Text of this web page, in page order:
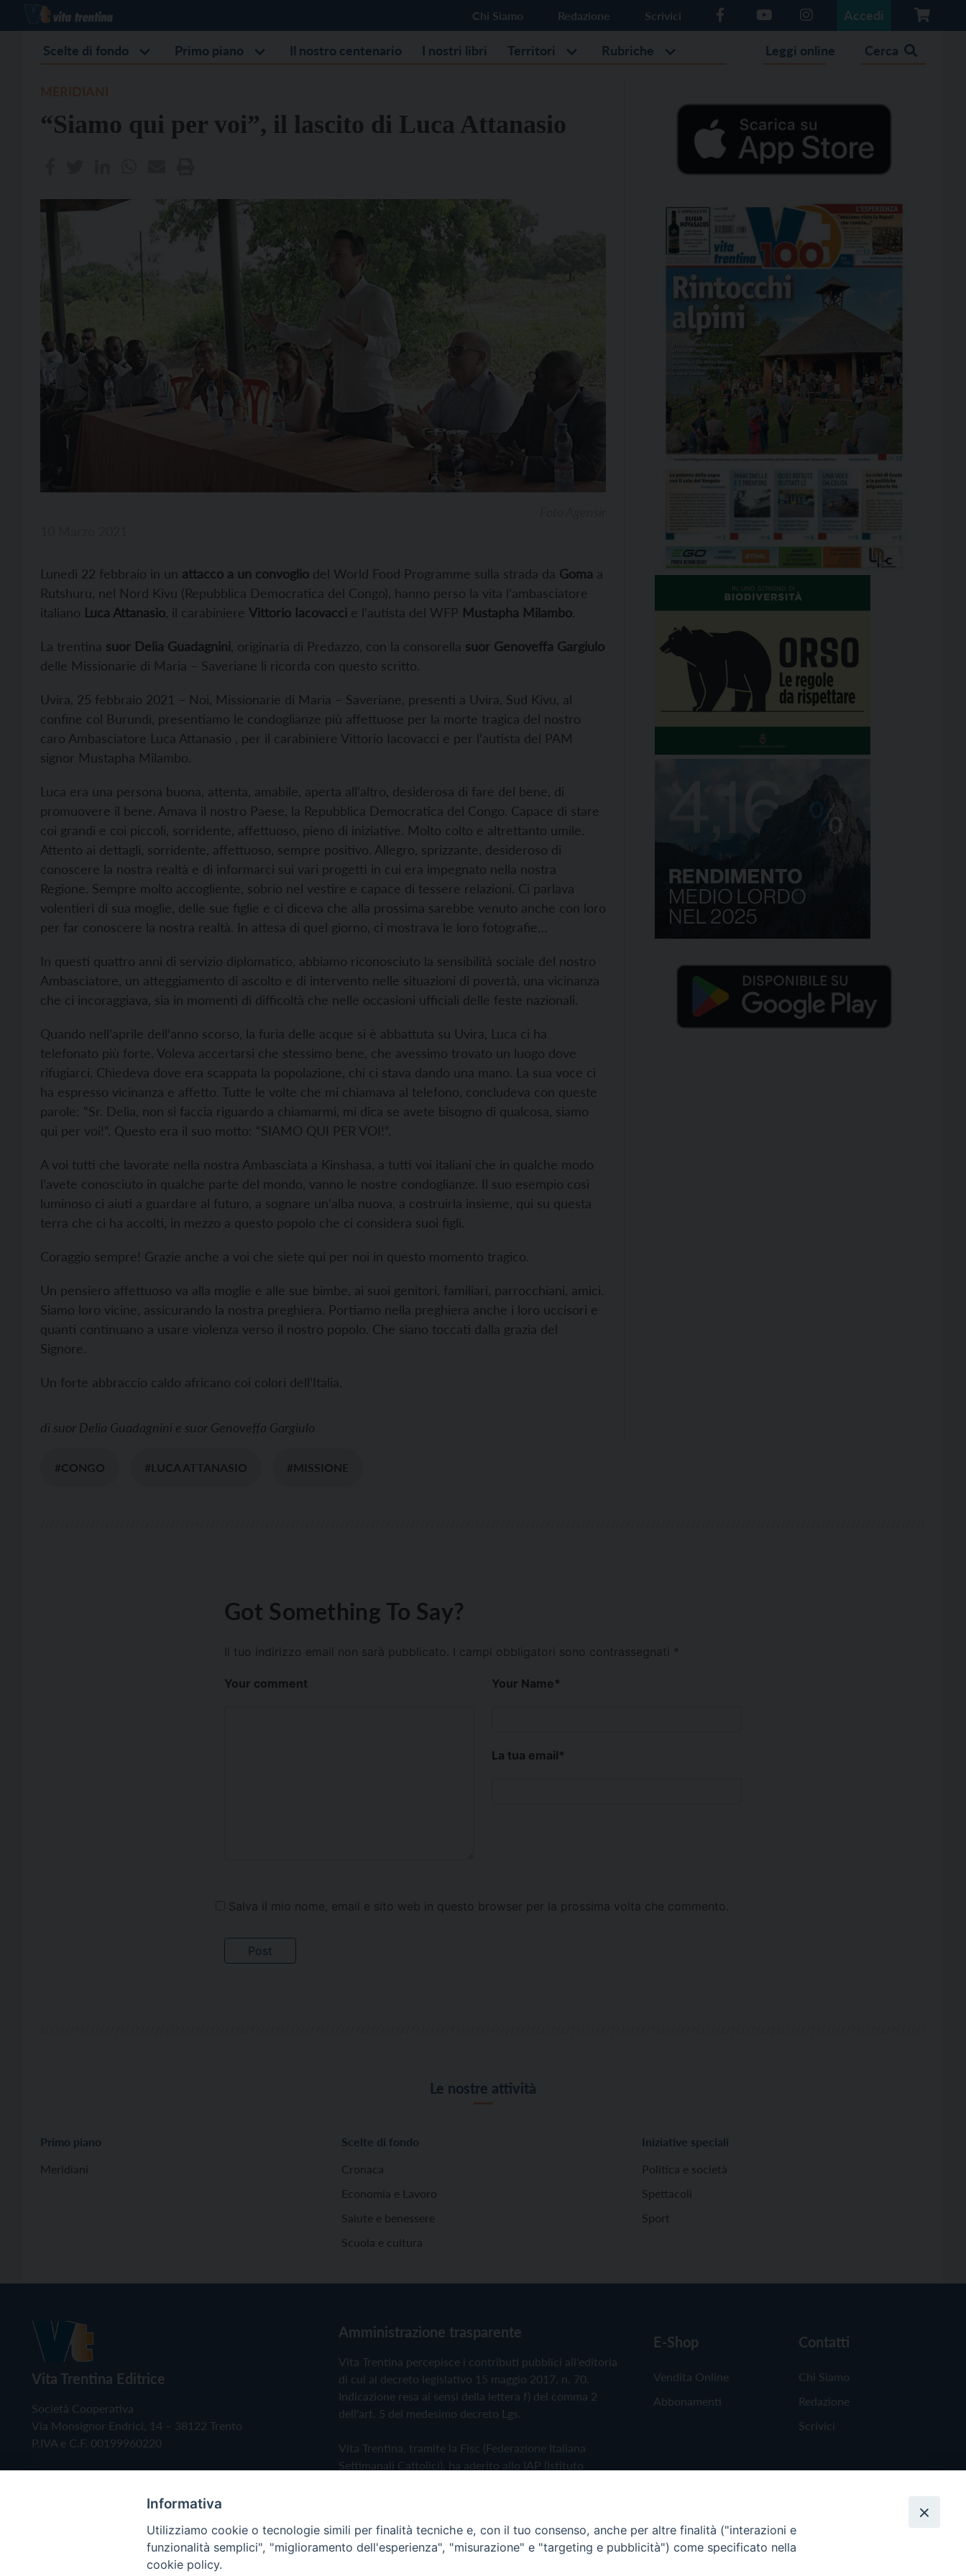
Chi Siamo Redazione Scrivici Accedi
Scelte di fondo Primo piano Il nostro centenario I nostri libri Territori Rubriche Leggi online Cerca
“Siamo qui per voi”, il lascito di Luca Attanasio
Lunedì 22 febbraio in un attacco a un convoglio del World Food Programme sulla strada da Goma a
Rutshuru, nel Nord Kivu (Repubblica Democratica del Congo), hanno perso la vita l’ambasciatore
italiano Luca Attanasio , il carabiniere Vittorio Iacovacci e l’autista del WFP Mustapha Milambo.
La trentina suor Delia Guadagnini , originaria di Predazzo, con la consorella suor Genoveffa Gargiulo
delle Missionarie di Maria – Saveriane li ricorda con questo scritto.
Uvira, 25 febbraio 2021 – Noi, Missionarie di Maria – Saveriane, presenti a Uvira, Sud Kivu, al
confine col Burundi, presentiamo le condoglianze più affettuose per la morte tragica del nostro
caro Ambasciatore Luca Attanasio , per il carabiniere Vittorio Iacovacci e per l’autista del PAM
signor Mustapha Milambo.
Luca era una persona buona, attenta, amabile, aperta all’altro, desiderosa di fare del bene, di
promuovere il bene. Amava il nostro Paese, la Repubblica Democratica del Congo. Capace di stare
coi grandi e coi piccoli, sorridente, affettuoso, pieno di iniziative. Molto colto e altrettanto umile.
Attento ai dettagli, sorridente, affettuoso, sempre positivo. Allegro, sprizzante, desideroso di
conoscere la nostra realtà e di informarci sui vari progetti in cui era impegnato nella nostra
Regione. Sempre molto accogliente, sobrio nel vestire e capace di tessere relazioni. Ci parlava
volentieri di sua moglie, delle sue figlie e ci diceva che alla prossima sarebbe venuto anche con loro
per far conoscere la nostra realtà. In attesa di quel giorno, ci mostrava le loro fotografie…
In questi quattro anni di servizio diplomatico, abbiamo riconosciuto la sensibilità sociale del nostro
Ambasciatore, un atteggiamento di ascolto e di intervento nelle situazioni di povertà, una vicinanza
che ci incoraggiava, sia in momenti di difficoltà che nelle occasioni ufficiali delle feste nazionali.
Quando nell’aprile dell’anno scorso, la furia delle acque si è abbattuta su Uvira, Luca ci ha
telefonato più forte. Voleva accertarsi che stessimo bene, che avessimo trovato un luogo dove
rifugiarci. Chiedeva dove era scappata la popolazione, chi ci stava dando una mano. La sua voce ci
ha espresso vicinanza e affetto. Tutte le volte che mi chiamava al telefono, concludeva con queste
parole: “Sr. Delia, non si faccia riguardo a chiamarmi, mi dica se avete bisogno di qualcosa, siamo
qui per voi!”. Questo era il suo motto: “SIAMO QUI PER VOI!”.
A voi tutti che lavorate nella nostra Ambasciata a Kinshasa, a tutti voi italiani che in qualche modo
l’avete conosciuto in qualche parte del mondo, vanno le nostre condoglianze. Il suo esempio così
luminoso ci aiuti a guardare al futuro, a sognare un’alba nuova, a costruirla insieme, qui su questa
terra che ci ha accolti, in mezzo a questo popolo che ci considera suoi figli.
Coraggio sempre! Grazie anche a voi che siete qui per noi in questo momento tragico.
Un pensiero affettuoso va alla moglie e alle sue bimbe, ai suoi genitori, familiari, parrocchiani, amici.
Siamo loro vicine, assicurando la nostra preghiera. Portiamo nella preghiera anche i loro uccisori e
quanti continuano a usare violenza verso il nostro popolo. Che siano toccati dalla grazia del
Signore.
Un forte abbraccio caldo africano coi colori dell’Italia.
di suor Delia Guadagnini e suor Genoveffa Gargiulo
#CONGO #LUCA ATTANASIO #MISSIONE
Got Something To Say?
Il tuo indirizzo email non sarà pubblicato. I campi obbligatori sono contrassegnati *
Your comment Your Name*
La tua email*
Salva il mio nome, email e sito web in questo browser per la prossima volta che commento.
Le nostre attività
Primo piano
Meridiani
Scelte di fondo
Cronaca
Economia e Lavoro
Salute e benessere
Scuola e cultura
Iniziative speciali
Politica e società
Spettacoli
Sport
Vita Trentina Editrice
Società Cooperativa
Via Monsignor Endrici, 14 – 38122 Trento
P.IVA e C.F. 00199960220
Amministrazione trasparente
Vita Trentina percepisce i contributi pubblici all'editoria
di cui al decreto legislativo 15 maggio 2017, n. 70.
Indicazione resa ai sensi della lettera f) del comma 2
dell'art. 5 del medesimo decreto Lgs.
Vita Trentina, tramite la Fisc (Federazione Italiana
Settimanali Cattolici), ha aderito allo IAP (Istituto
Privacy Policy Cookie Policy
E-Shop
Vendita Online
Abbonamenti
Contatti
Chi Siamo
Redazione
Scrivici
Informativa
Utilizziamo cookie o tecnologie simili per finalità tecniche e, con il tuo consenso, anche per altre finalità ("interazioni e
funzionalità semplici", "miglioramento dell'esperienza", "misurazione" e "targeting e pubblicità") come specificato nella
cookie policy.